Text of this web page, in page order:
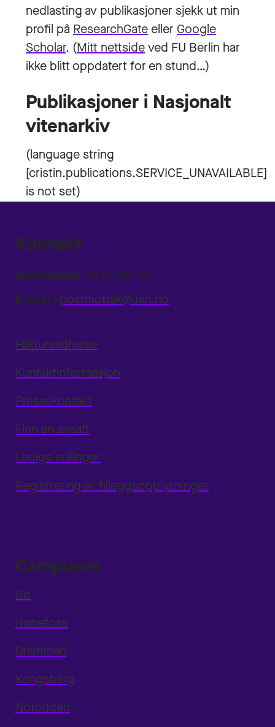
nedlasting av publikasjoner sjekk ut min
profil på ResearchGate eller Google
Scholar. (Mitt nettsideved FU Berlin har
ikke blitt oppdatert for en stund…)
Publikasjoner i Nasjonalt
vitenarkiv
Kontakt
Sentralbord: 31 00 80 00
E-post: postmottak@usn.no
Fakturaadresse
Kontaktinformasjon
Pressekontakt
Finn en ansatt
Ledige stillinger
Registrering av tilleggsopplysninger
Campuser
Bø
Hønefoss
Drammen
Kongsberg
Notodden